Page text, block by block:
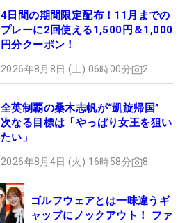
4日間の期間限定配布！11月までの
プレーに2回使える1,500円＆1,000
円分クーポン！
2026年8月8日 (土) 06時00分 2
全英制覇の桑木志帆が“凱旋帰国”
次なる目標は「やっぱり女王を狙い
たい」
2026年8月4日 (火) 16時58分 8
ゴルフウェアとは一味違うギ
ャップにノックアウト！ ファ